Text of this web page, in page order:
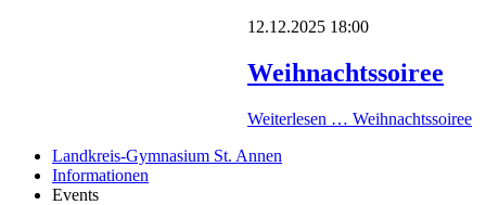
12.12.2025 18:00
Weihnachtssoiree
Weiterlesen … Weihnachtssoiree
Landkreis-Gymnasium St. Annen
Informationen
Events